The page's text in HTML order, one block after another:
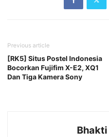
Previous article
[RK5] Situs Postel Indonesia
Bocorkan Fujifim X-E2, XQ1
Dan Tiga Kamera Sony